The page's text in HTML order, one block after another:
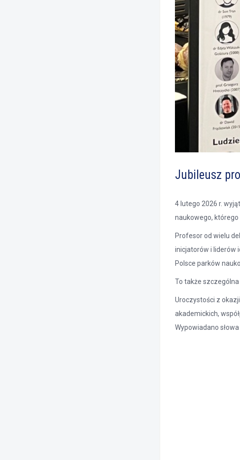
Jubileusz
4 lutego 2026 r.
naukowego,
Profesor od wielu
inicjatorów i liderów
Polsce parków
To także
Uroczystości z
akademickich,
Wypowiadano